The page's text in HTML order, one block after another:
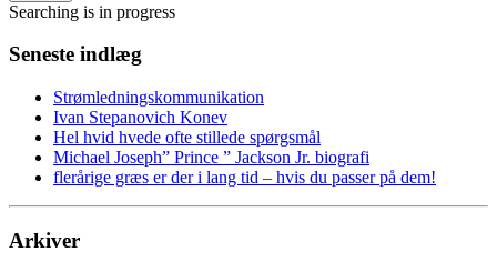
Searching is in progress
Seneste indlæg
Strømledningskommunikation
Ivan Stepanovich Konev
Hel hvid hvede ofte stillede spørgsmål
Michael Joseph” Prince ” Jackson Jr. biografi
flerårige græs er der i lang tid – hvis du passer på dem!
Arkiver